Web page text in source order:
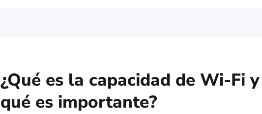
¿Qué es la capacidad de Wi-Fi
qué es importante?